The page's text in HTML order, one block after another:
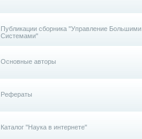
Публикации сборника "Управление Большими
Системами"
Основные авторы
Рефераты
Каталог "Наука в интернете"